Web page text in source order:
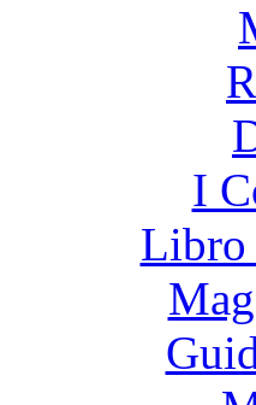
I
Libro